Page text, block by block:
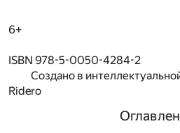
6+
ISBN 978-5-0050-4284-2
Создано в
Ridero